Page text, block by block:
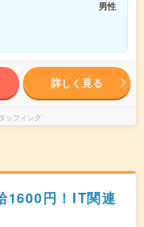
男性
詳しく見る
ッフィング
1600円！IT関連